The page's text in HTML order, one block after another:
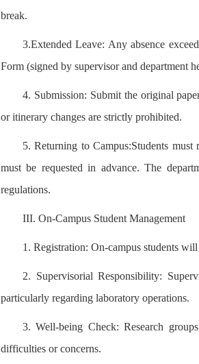
break.
3.Extended Leave: Any absence
Form (signed by supervisor and department
4. Submission: Submit the original
or itinerary changes are strictly prohibited.
5. Returning to Campus:Students
must be requested in advance. The
regulations.
III. On-Campus Student Management
1. Registration: On-campus students
2. Supervisorial Responsibility:
particularly regarding laboratory operations.
3. Well-being Check: Research
difficulties or concerns.